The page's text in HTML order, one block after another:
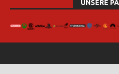
UNSERE